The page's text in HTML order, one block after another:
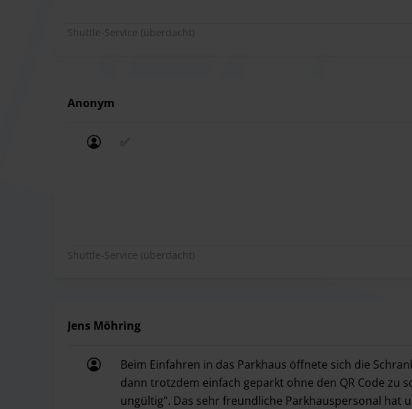
Besonders hervorzuheben ist die Barrierefreiheit: Das Parkhaus ist
Maximale Einfahrtshöhe:
Maximale Fahrzeuglänge:
Shuttle-Service (überdacht)
Anonym
✅
Shuttle-Service (überdacht)
Jens Möhring
Beim Einfahren in das Parkhaus öffnete sich die
dann trotzdem einfach geparkt ohne den QR Code zu
ungültig". Das sehr freundliche Parkhauspersonal hat